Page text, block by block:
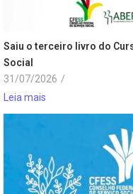
Saiu o terceiro livro do
Social
31/07/2026 /
Leia mais